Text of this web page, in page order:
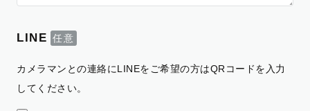
LINE
カメラマンとの連絡にLINEをご希望の方はQRコードを入力
してください。